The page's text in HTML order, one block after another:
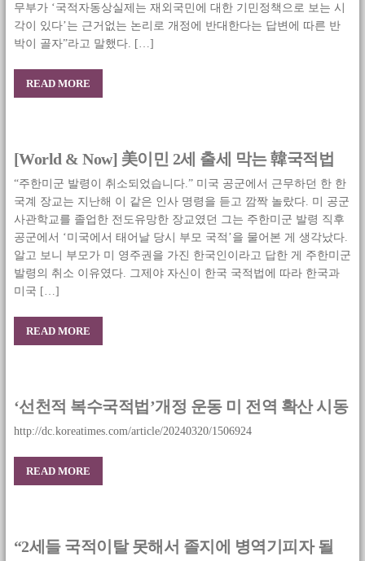
무부가 ‘국적자동상실제는 재외국민에 대한 기민정책으로 보는 시
각이 있다’는 근거없는 논리로 개정에 반대한다는 답변에 따른 반
박이 골자”라고 말했다. […]
READ MORE
[World & Now] 美이민 2세 출세 막는 韓국적법
“주한미군 발령이 취소되었습니다.” 미국 공군에서 근무하던 한 한
국계 장교는 지난해 이 같은 인사 명령을 듣고 깜짝 놀랐다. 미 공군
사관학교를 졸업한 전도유망한 장교였던 그는 주한미군 발령 직후
공군에서 ‘미국에서 태어날 당시 부모 국적’을 물어본 게 생각났다.
알고 보니 부모가 미 영주권을 가진 한국인이라고 답한 게 주한미군
발령의 취소 이유였다. 그제야 자신이 한국 국적법에 따라 한국과
미국 […]
READ MORE
‘선천적 복수국적법’개정 운동 미 전역 확산 시동
http://dc.koreatimes.com/article/20240320/1506924
READ MORE
“2세들 국적이탈 못해서 졸지에 병역기피자 될